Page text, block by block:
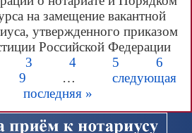
на замещение вакантной
утвержденного приказом
Российской Федерации
распоряжением
№ 351-р объявлен
одной вакантной
нотариуса
3 4 5
6
9 …
следующая
последняя »